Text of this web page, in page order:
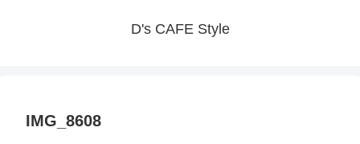
D's CAFE Style
IMG_8608